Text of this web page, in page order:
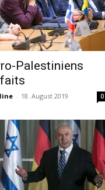
Palestiniens
- 18. August 2019 0